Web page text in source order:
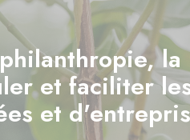
la
et faciliter
et